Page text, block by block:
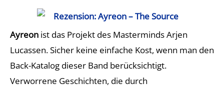
Ayreon ist das Projekt des Masterminds Arjen
Lucassen. Sicher keine einfache Kost, wenn man den
Back-Katalog dieser Band berücksichtigt.
Verworrene Geschichten, die durch